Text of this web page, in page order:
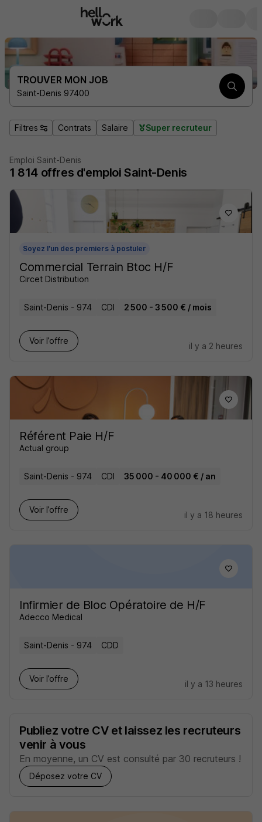
TROUVER MON JOB
Saint-Denis 97400
Filtres Contrats Salaire Super recruteur
Emploi Saint-Denis
1 814 offres d'emploi Saint-Denis
Soyez l'un des premiers à postuler
Commercial Terrain Btoc H/F
Circet Distribution
Saint-Denis - 974 CDI 2 500 - 3 500 € / mois
Voir l’offre
il y a 2 heures
Référent Paie H/F
Actual group
Saint-Denis - 974 CDI 35 000 - 40 000 € / an
Voir l’offre
il y a 18 heures
Infirmier de Bloc Opératoire de H/F
Adecco Medical
Saint-Denis - 974 CDD
Voir l’offre
il y a 13 heures
Publiez votre CV et laissez les recruteurs
venir à vous
En moyenne, un CV est consulté par 30 recruteurs !
Déposez votre CV